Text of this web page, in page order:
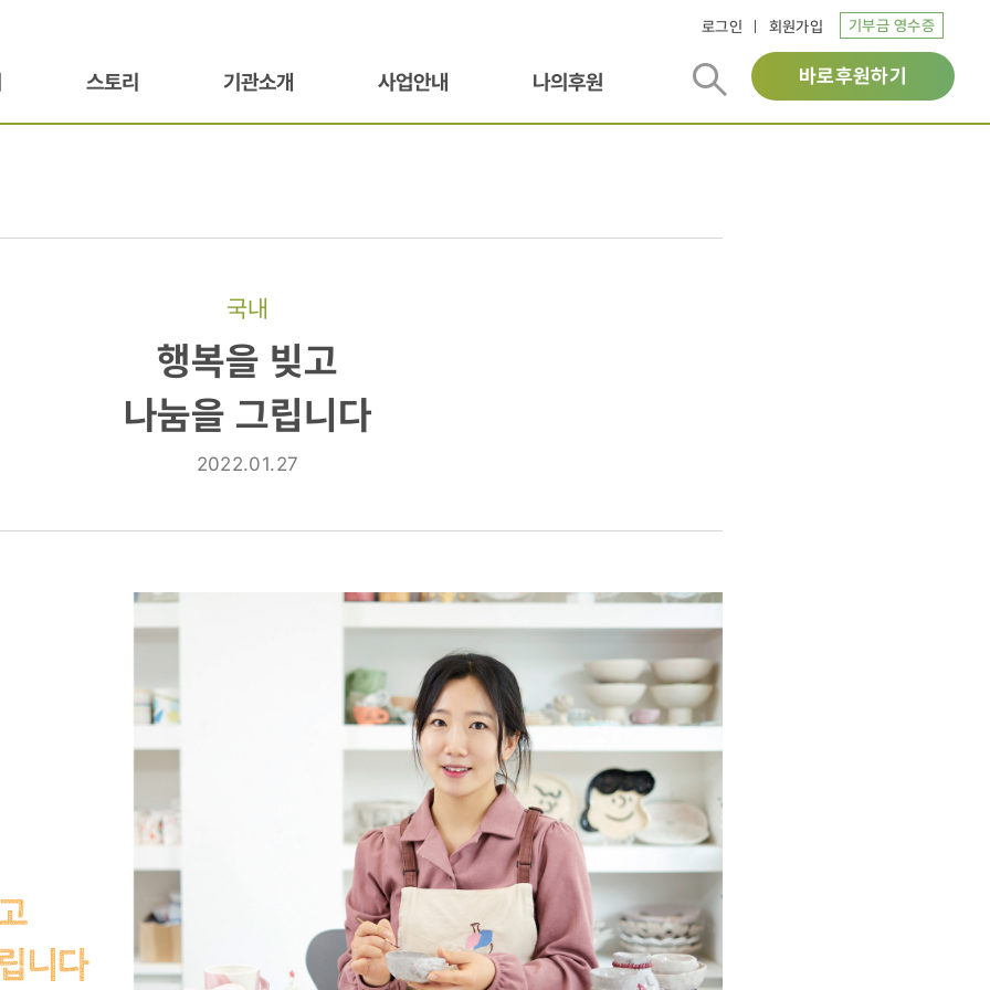
로그인 회원가입 기부금 영수증
스토리 기관소개 사업안내 나의후원 바로후원하기
국내
행복을 빚고
나눔을 그립니다
2022.01.27